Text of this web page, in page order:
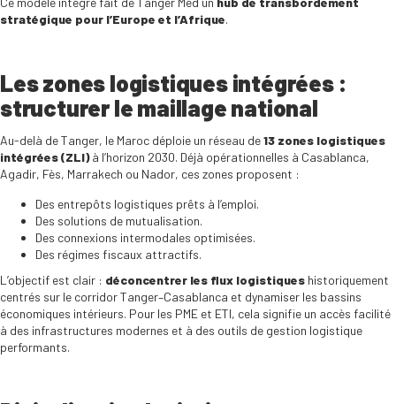
stratégique pour l’Europe et l’Afrique.
Les zones logistiques intégrées :
structurer le maillage national
Au-delà de Tanger, le Maroc déploie un réseau de13 zones logistiques
intégrées (ZLI)à l’horizon 2030. Déjà opérationnelles à Casablanca,
Agadir, Fès, Marrakech ou Nador, ces zones proposent :
Des entrepôts logistiques prêts à l’emploi.
Des solutions de mutualisation.
Des connexions intermodales optimisées.
Des régimes fiscaux attractifs.
L’objectif est clair : déconcentrer les flux logistiques historiquement
centrés sur le corridor Tanger–Casablanca et dynamiser les bassins
économiques intérieurs. Pour les PME et ETI, cela signifie un accès facilité
à des infrastructures modernes et à des outils de gestion logistique
performants.